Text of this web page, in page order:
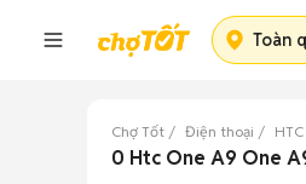
Toàn
Chợ Tốt Điện thoại HTC
0 Htc One A9 One